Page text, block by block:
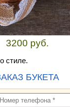
3200 руб.
стиле.
БУКЕТА